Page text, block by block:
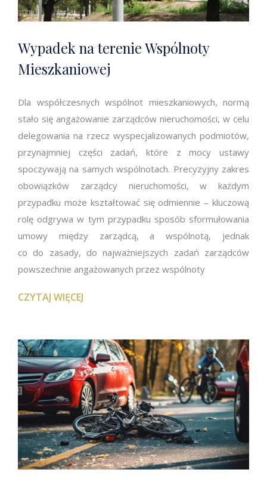
Wypadek na terenie Wspólnoty
Mieszkaniowej
Dla współczesnych wspólnot mieszkaniowych, normą
stało się angażowanie zarządców nieruchomości, w celu
delegowania na rzecz wyspecjalizowanych podmiotów,
przynajmniej części zadań, które z mocy ustawy
spoczywają na samych wspólnotach. Precyzyjny zakres
obowiązków zarządcy nieruchomości, w każdym
przypadku może kształtować się odmiennie – kluczową
rolę odgrywa w tym przypadku sposób sformułowania
umowy między zarządcą, a wspólnotą, jednak
co do zasady, do najważniejszych zadań zarządców
powszechnie angażowanych przez wspólnoty
CZYTAJ WIĘCEJ